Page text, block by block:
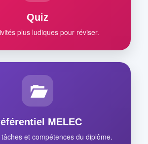
Quiz
plus ludiques pour réviser.
MELEC
et compétences du diplôme.